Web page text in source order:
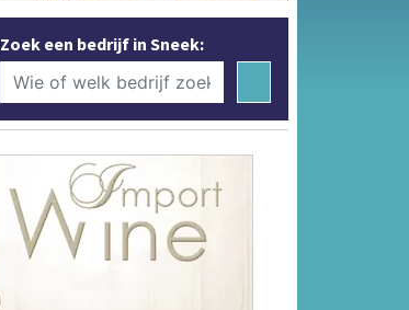
Zoek een bedrijf in Sneek: